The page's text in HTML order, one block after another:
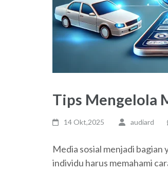
Tips Mengelola
14 Okt,2025 audiard
Media sosial menjadi
individu harus memahami